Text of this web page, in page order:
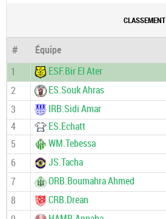
CLASSEMENT
# Équipe
1
ESF.Bir El Ater
2
ES.Souk Ahras
3
IRB.Sidi Amar
4
ES.Echatt
5
WM.Tebessa
6
JS.Tacha
7
ORB.Boumahra Ahmed
8
CRB.Drean